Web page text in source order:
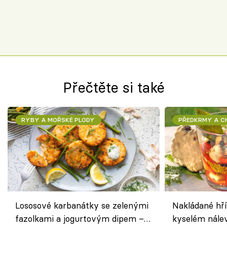
Přečtěte si také
RYBY A MOŘSKÉ PLODY
Lososové karbanátky se zelenými
fazolkami a jogurtovým dipem –
PŘEDKRMY A
Nakládané
kyselém